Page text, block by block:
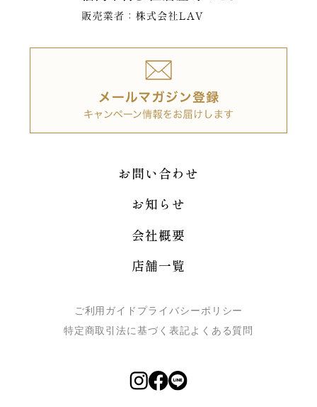
お問い合わせ
お知らせ
会社概要
店舗一覧
ご利用ガイド プライバシーポリシー
特定商取引法に基づく表記よくある質問